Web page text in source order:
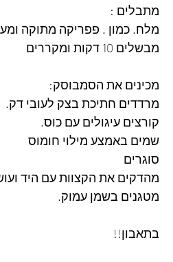
מתבלים :
מלח. כמון . פפריקה מתוקה
מבשלים 10 דקות ומקררים
מכינים את הסמבוסק:
מרדדים חתיכת בצק לעובי דק.
קורצים עיגולים עם כוס.
שמים באמצע מילוי חומוס
סוגרים
מהדקים את הקצוות עם היד
מטגנים בשמן עמוק.
בתאבון!!